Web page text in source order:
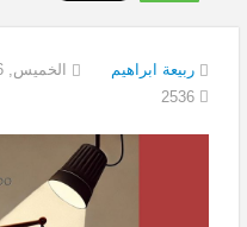
ربيعة ابراهيم الخميس, 06 آذار 2025